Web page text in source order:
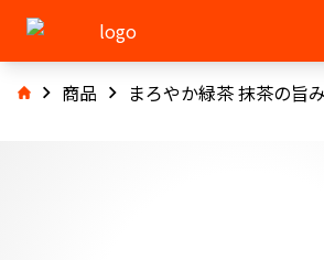
商品 まろやか緑茶 抹茶の旨